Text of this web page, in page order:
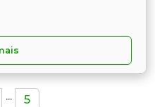
... 5